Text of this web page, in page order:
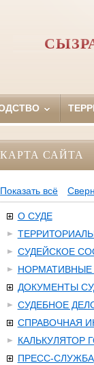
КАРТА САЙТА
Показать всё
О СУДЕ
СУДЕЙСКОЕ
НОРМАТИВНЫЕ
ДОКУМЕНТЫ
СУДЕБНОЕ
СПРАВОЧНАЯ
КАЛЬКУЛЯТОР
ПРЕСС-СЛУЖБА